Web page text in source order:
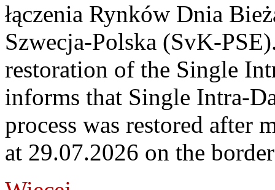
łączenia Rynków Dnia
Szwecja-Polska (SvK-
restoration of the Single
informs that Single Intra-
process was restored after
at 29.07.2026 on the